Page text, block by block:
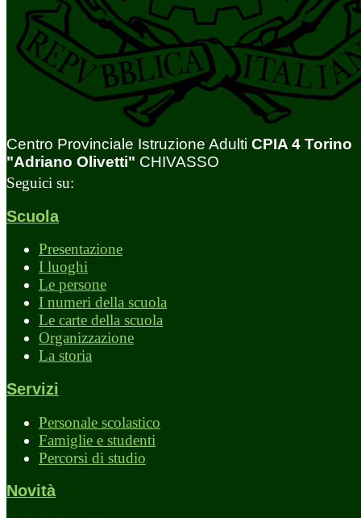
Centro Provinciale Istruzione Adulti CPIA 4 Torino
"Adriano Olivetti" CHIVASSO
Seguici su:
Scuola
Presentazione
I luoghi
Le persone
I numeri della scuola
Le carte della scuola
Organizzazione
La storia
Servizi
Personale scolastico
Famiglie e studenti
Percorsi di studio
Novità